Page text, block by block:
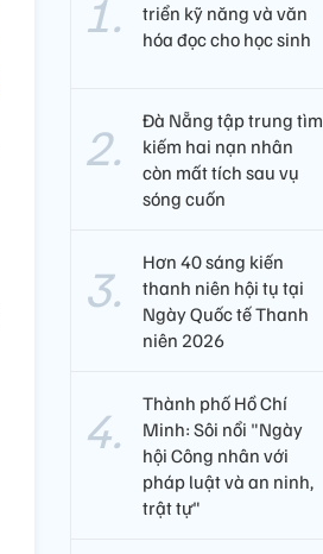
triển kỹ năng và văn
hóa đọc cho học sinh
Đà Nẵng tập trung tìm
kiếm hai nạn nhân
còn mất tích sau vụ
sóng cuốn
Hơn 40 sáng kiến
thanh niên hội tụ tại
Ngày Quốc tế Thanh
niên 2026
Thành phố Hồ Chí
Minh: Sôi nổi "Ngày
hội Công nhân với
pháp luật và an ninh,
trật tự"